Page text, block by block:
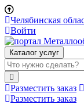
Челябинская
Войти
Каталог услуг
Разместить заказ
Разместить заказ